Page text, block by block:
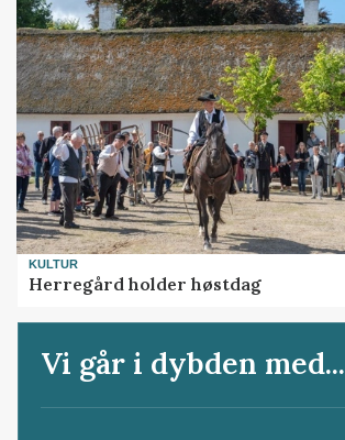
KULTUR
Herregård holder høstdag
Vi går i dybden med...